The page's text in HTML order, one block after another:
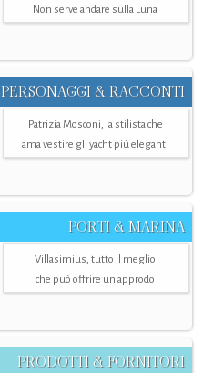
Non serve andare sulla Luna
PERSONAGGI & RACCONTI
Patrizia Mosconi, la stilista che
ama vestire gli yacht più eleganti
PORTI & MARINA
Villasimius, tutto il meglio
che può offrire un approdo
PRODOTTI & FORNITORI